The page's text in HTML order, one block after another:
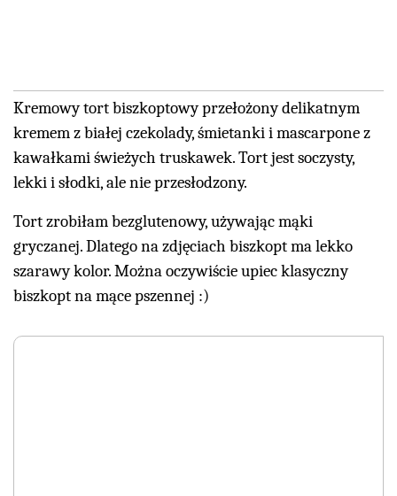
Kremowy tort biszkoptowy przełożony delikatnym
kremem z białej czekolady, śmietanki i mascarpone z
kawałkami świeżych truskawek. Tort jest soczysty,
lekki i słodki, ale nie przesłodzony.
Tort zrobiłam bezglutenowy, używając mąki
gryczanej. Dlatego na zdjęciach biszkopt ma lekko
szarawy kolor. Można oczywiście upiec klasyczny
biszkopt na mące pszennej :)